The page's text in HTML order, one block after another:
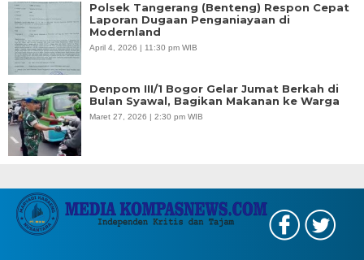
Polsek Tangerang (Benteng) Respon Cepat
Laporan Dugaan Penganiayaan di
Modernland
April 4, 2026 | 11:30 pm WIB
Denpom III/1 Bogor Gelar Jumat Berkah di
Bulan Syawal, Bagikan Makanan ke Warga
Maret 27, 2026 | 2:30 pm WIB